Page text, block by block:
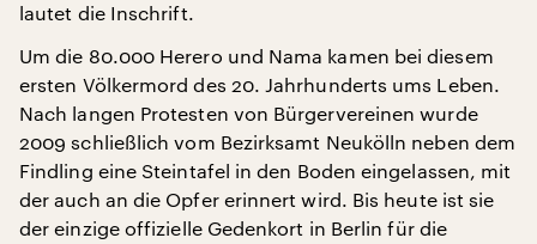
lautet die Inschrift.
Um die 80.000 Herero und Nama kamen bei diesem
ersten Völkermord des 20. Jahrhunderts ums Leben.
Nach langen Protesten von Bürgervereinen wurde
2009 schließlich vom Bezirksamt Neukölln neben dem
Findling eine Steintafel in den Boden eingelassen, mit
der auch an die Opfer erinnert wird. Bis heute ist sie
der einzige offizielle Gedenkort in Berlin für die